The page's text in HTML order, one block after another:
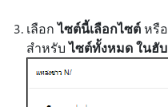
เลือกไซต์นี้เลือกไซต์หรือ
สําหรับไซต์ทั้งหมด ในฮับ